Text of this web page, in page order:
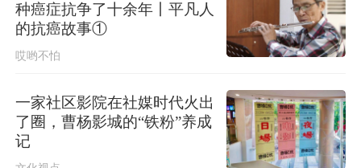
种癌症抗争了十余年丨平凡人
的抗癌故事①
哎哟不怕
一家社区影院在社媒时代火出
了圈，曹杨影城的“铁粉”养成
记